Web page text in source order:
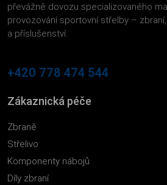
převážně dovozu specializovaného
provozování sportovní střelby –
a příslušenství.
+420 778 474 544
Zákaznická péče
Zbraně
Střelivo
Komponenty nábojů
Díly zbraní